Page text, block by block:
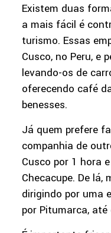
Existem duas
a mais fácil é
turismo. Essas
Cusco, no Peru, e
levando-os de
oferecendo café
benesses.
Já quem prefere
companhia de
Cusco por 1 hora
Checacupe. De lá,
dirigindo por uma
por Pitumarca,